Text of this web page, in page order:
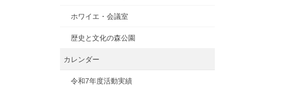
ホワイエ・会議室
歴史と文化の森公園
カレンダー
令和7年度活動実績